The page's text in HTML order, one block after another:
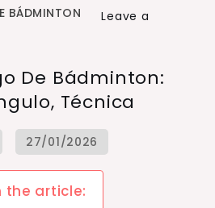
BÁDMINTON
Leave a
De Bádminton:
Técnica
the article: